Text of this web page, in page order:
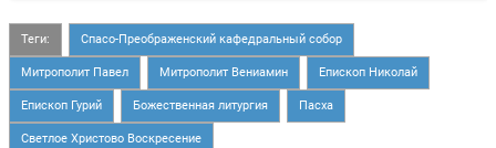
Теги: Спасо-Преображенский кафедральный собор
Митрополит Павел Митрополит Вениамин Епископ Николай
Епископ Гурий Божественная литургия Пасха
Светлое Христово Воскресение